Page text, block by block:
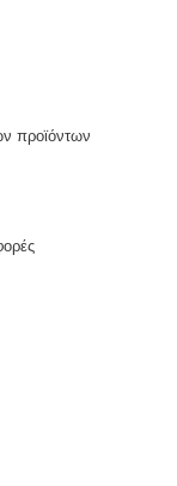
προϊόντων